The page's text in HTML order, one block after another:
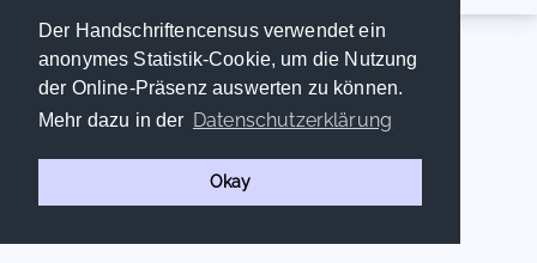
Der Handschriftencensus verwendet ein
anonymes Statistik-Cookie, um die Nutzung
der Online-Präsenz auswerten zu können.
Mehr dazu in der Datenschutzerklärung
Okay